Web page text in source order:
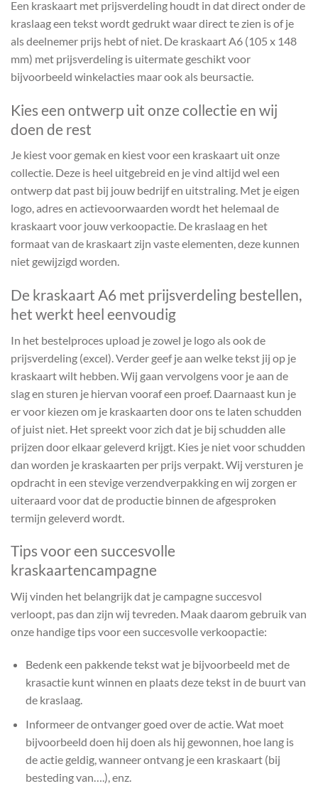
Een kraskaart met prijsverdeling houdt in dat direct onder de
kraslaag een tekst wordt gedrukt waar direct te zien is of je
als deelnemer prijs hebt of niet. De kraskaart A6 (105 x 148
mm) met prijsverdeling is uitermate geschikt voor
bijvoorbeeld winkelacties maar ook als beursactie.
Kies een ontwerp uit onze collectie en wij
doen de rest
Je kiest voor gemak en kiest voor een kraskaart uit onze
collectie. Deze is heel uitgebreid en je vind altijd wel een
ontwerp dat past bij jouw bedrijf en uitstraling. Met je eigen
logo, adres en actievoorwaarden wordt het helemaal de
kraskaart voor jouw verkoopactie. De kraslaag en het
formaat van de kraskaart zijn vaste elementen, deze kunnen
niet gewijzigd worden.
De kraskaart A6 met prijsverdeling bestellen,
het werkt heel eenvoudig
In het bestelproces upload je zowel je logo als ook de
prijsverdeling (excel). Verder geef je aan welke tekst jij op je
kraskaart wilt hebben. Wij gaan vervolgens voor je aan de
slag en sturen je hiervan vooraf een proef. Daarnaast kun je
er voor kiezen om je kraskaarten door ons te laten schudden
of juist niet. Het spreekt voor zich dat je bij schudden alle
prijzen door elkaar geleverd krijgt. Kies je niet voor schudden
dan worden je kraskaarten per prijs verpakt. Wij versturen je
opdracht in een stevige verzendverpakking en wij zorgen er
uiteraard voor dat de productie binnen de afgesproken
termijn geleverd wordt.
Tips voor een succesvolle
kraskaartencampagne
Wij vinden het belangrijk dat je campagne succesvol
verloopt, pas dan zijn wij tevreden. Maak daarom gebruik van
onze handige tips voor een succesvolle verkoopactie:
Bedenk een pakkende tekst wat je bijvoorbeeld met de
krasactie kunt winnen en plaats deze tekst in de buurt van
de kraslaag.
Informeer de ontvanger goed over de actie. Wat moet
bijvoorbeeld doen hij doen als hij gewonnen, hoe lang is
de actie geldig, wanneer ontvang je een kraskaart (bij
besteding van….), enz.